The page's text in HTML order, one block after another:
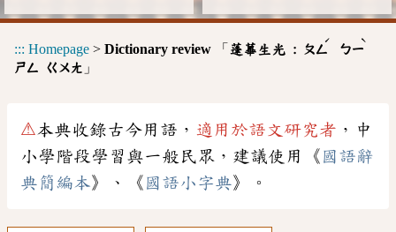
::: Homepage > Dictionary review 「 蓬蓽生光 : ㄆㄥ
ˊ
ㄅㄧ
ˋ
ㄕㄥ ㄍㄨㄤ 」
⚠本典收錄古今用語， 適用於語文研究者 ，中
小學階段學習與一般民眾，建議使用《 國語辭
典簡編本》、《 國語小字典》。